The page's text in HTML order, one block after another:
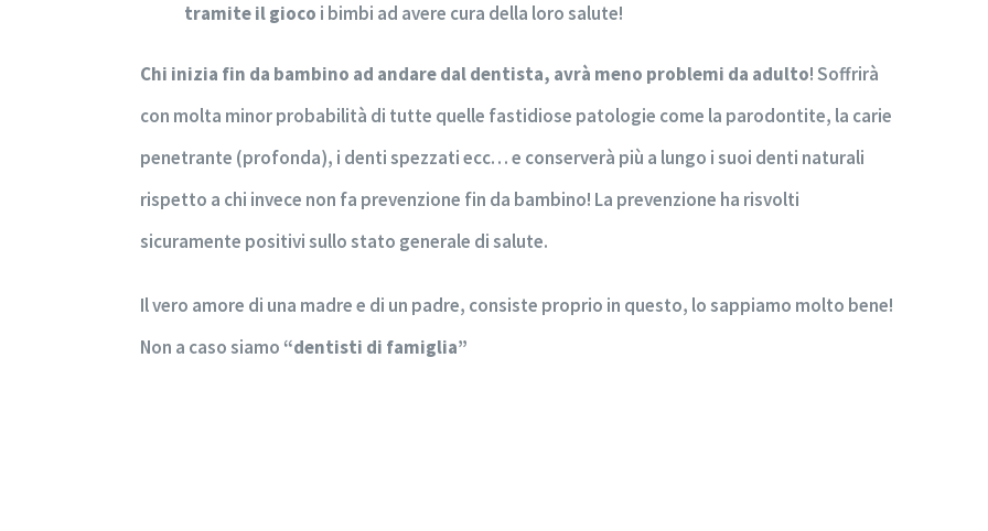
tramite il gioco i bimbi ad avere cura della loro salute!
Chi inizia fin da bambino ad andare dal dentista, avrà meno problemi da adulto! Soffrirà
con molta minor probabilità di tutte quelle fastidiose patologie come la parodontite, la carie
penetrante (profonda), i denti spezzati ecc… e conserverà più a lungo i suoi denti naturali
rispetto a chi invece non fa prevenzione fin da bambino! La prevenzione ha risvolti
sicuramente positivi sullo stato generale di salute.
Il vero amore di una madre e di un padre, consiste proprio in questo, lo sappiamo molto bene!
Non a caso siamo “dentisti di famiglia”